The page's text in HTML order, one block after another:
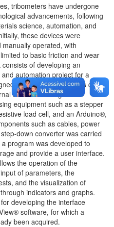
tribometers have undergone
advancements, following
science, automation, and
these devices were
manually operated, with
to basic friction and wear
of developing an
automation project for a
to perform sliding tests on
combustion engine
equipment such as a stepper
load cell, and an Arduino®,
such as cables, power
down converter was carried
program was developed to
and provide a user interface.
the operation of the
of parameters, the
and the visualization of
indicators and graphs.
developing the interface
software, for which a
been acquired.